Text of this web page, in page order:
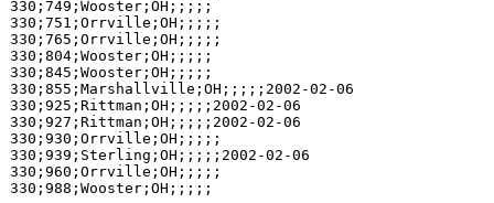
330;749;Wooster;OH;;;;;
330;751;Orrville;OH;;;;;
330;765;Orrville;OH;;;;;
330;804;Wooster;OH;;;;;
330;845;Wooster;OH;;;;;
330;855;Marshallville;OH;;;;;2002-02-06
330;925;Rittman;OH;;;;;2002-02-06
330;927;Rittman;OH;;;;;2002-02-06
330;930;Orrville;OH;;;;;
330;939;Sterling;OH;;;;;2002-02-06
330;960;Orrville;OH;;;;;